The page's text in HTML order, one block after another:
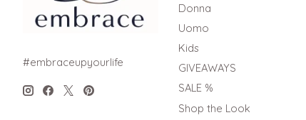
#embraceupyourlife
Donna
Uomo
Kids
GIVEAWAYS
SALE %
Shop the Look